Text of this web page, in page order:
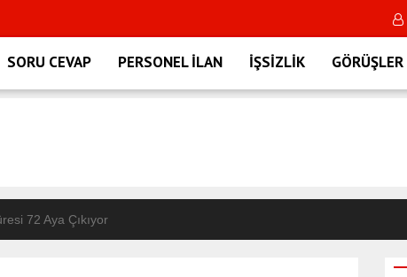
SORU CEVAP PERSONEL İLAN İŞSİZLİK GÖRÜŞLER
72 Aya Çıkıyor